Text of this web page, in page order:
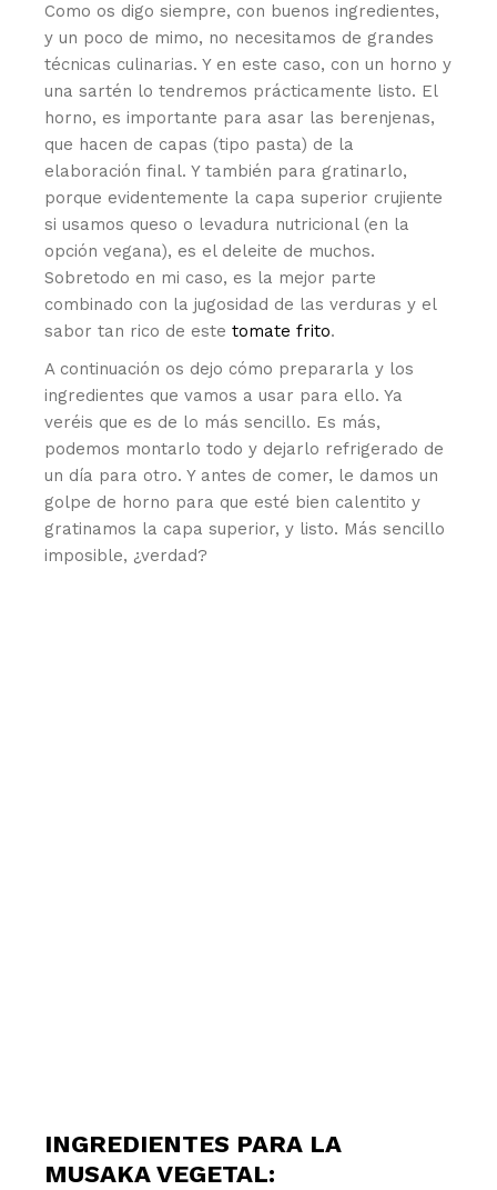
Como os digo siempre, con buenos ingredientes,
y un poco de mimo, no necesitamos de grandes
técnicas culinarias. Y en este caso, con un horno y
una sartén lo tendremos prácticamente listo. El
horno, es importante para asar las berenjenas,
que hacen de capas (tipo pasta) de la
elaboración final. Y también para gratinarlo,
porque evidentemente la capa superior crujiente
si usamos queso o levadura nutricional (en la
opción vegana), es el deleite de muchos.
Sobretodo en mi caso, es la mejor parte
combinado con la jugosidad de las verduras y el
sabor tan rico de estetomate frito.
A continuación os dejo cómo prepararla y los
ingredientes que vamos a usar para ello. Ya
veréis que es de lo más sencillo. Es más,
podemos montarlo todo y dejarlo refrigerado de
un día para otro. Y antes de comer, le damos un
golpe de horno para que esté bien calentito y
gratinamos la capa superior, y listo. Más sencillo
imposible, ¿verdad?
INGREDIENTES PARA LA
MUSAKA VEGETAL: